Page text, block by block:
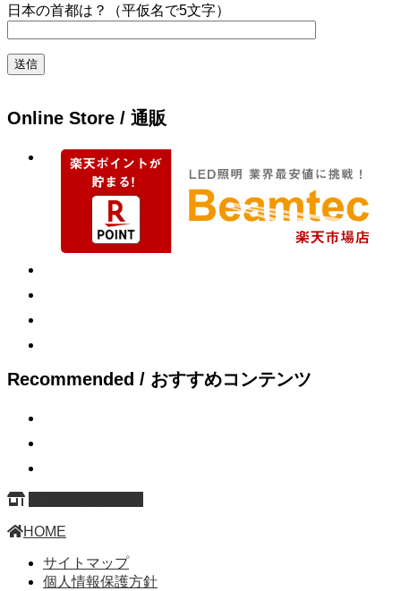
日本の首都は？（平仮名で5文字）
Online Store / 通販
Recommended / おすすめコンテンツ
HOME
サイトマップ
個人情報保護方針